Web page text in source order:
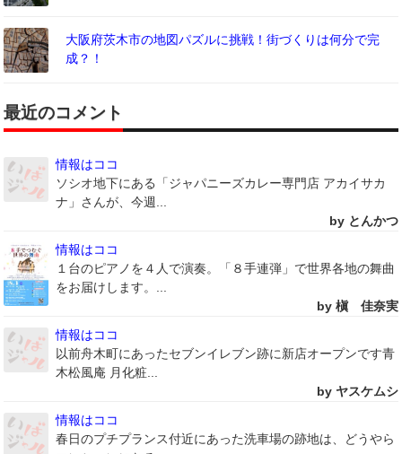
大阪府茨木市の地図パズルに挑戦！街づくりは何分で完
成？！
最近のコメント
情報はココ
ソシオ地下にある「ジャパニーズカレー専門店 アカイサカ
ナ」さんが、今週...
by とんかつ
情報はココ
１台のピアノを４人で演奏。「８手連弾」で世界各地の舞曲
をお届けします。...
by 槇 佳奈実
情報はココ
以前舟木町にあったセブンイレブン跡に新店オープンです青
木松風庵 月化粧...
by ヤスケムシ
情報はココ
春日のプチプランス付近にあった洗車場の跡地は、どうやら